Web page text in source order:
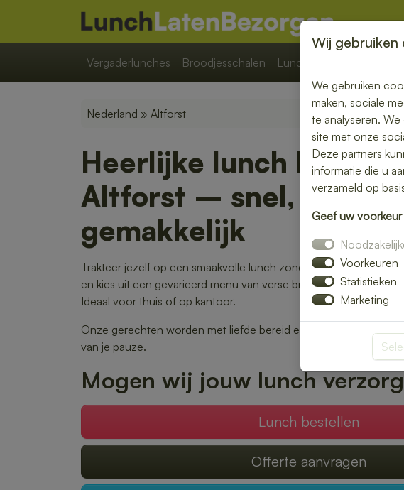
Vergaderlunches Broodjesschalen Lunchpakketten
Nederland » Altforst
Heerlijke lunch
Altforst – snel, vers en
gemakkelijk
Trakteer jezelf op een smaakvolle lunch zonder moeite. Laat je
en kies uit een gevarieerd menu van verse broodjes, gezonde
Ideaal voor thuis of op kantoor.
Onze gerechten worden met liefde bereid en snel geleverd,
van je pauze.
Mogen wij jouw lunch
Lunch bestellen
Offerte aanvragen
Wij gebruiken
We gebruiken
maken, sociale
te analyseren.
site met onze
Deze partners
informatie die u
verzameld op
Geef uw voorkeur
Voorkeuren
Statistieken
Marketing